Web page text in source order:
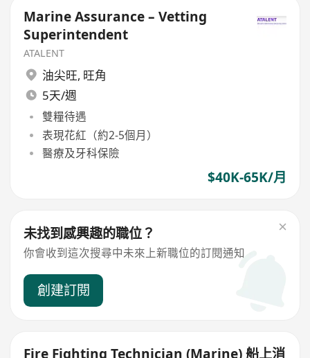
Marine Assurance – Vetting
Superintendent
ATALENT
油尖旺, 旺角
5天/週
雙糧待遇
表現花紅（約2-5個月）
醫療及牙科保險
$40K-65K/月
未找到感興趣的職位？
你會收到這次搜尋中未來上新職位的訂閱通知
創建訂閱
Fire Fighting Technician (Marine) 船上消